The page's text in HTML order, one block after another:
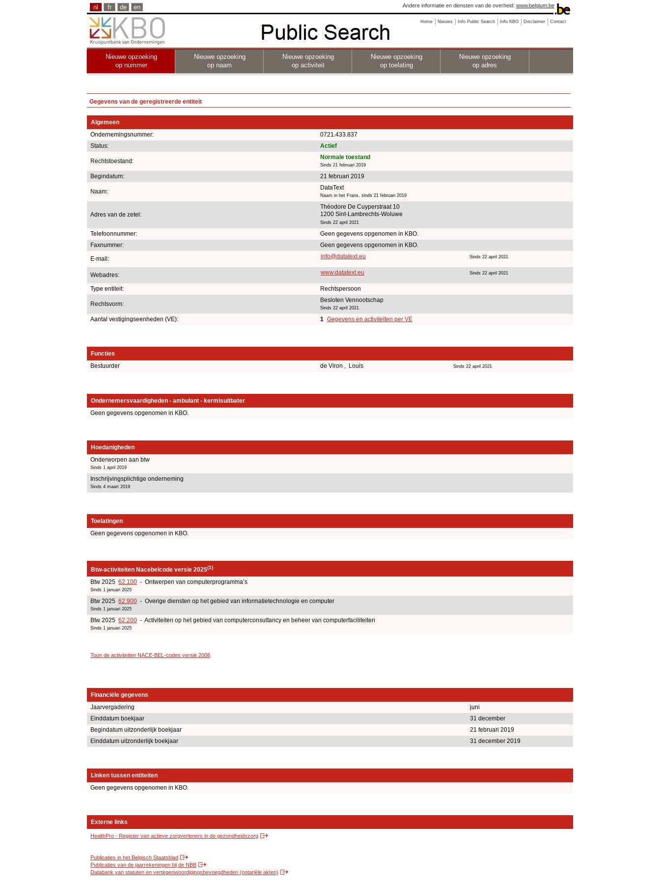
nl fr de en Andere informatie en diensten van de overheid: www.belgium.be
Home Nieuws Info Public Search Info KBO Disclaimer Contact
Nieuwe opzoeking
op nummer
Nieuwe opzoeking
op naam
Nieuwe opzoeking
op activiteit
Nieuwe opzoeking
op toelating
Nieuwe opzoeking
op adres
Gegevens van de geregistreerde entiteit
Algemeen
Ondernemingsnummer:
0721.433.837
Status:
Actief
Rechtstoestand:
Normale toestand
Sinds 21 februari 2019
Begindatum: 21 februari 2019
Naam:
DataText
Naam in het Frans, sinds 21 februari 2019
Adres van de zetel:
Théodore De Cuyperstraat 10
1200 Sint-Lambrechts-Woluwe
Sinds 22 april 2021
Telefoonnummer:
Geen gegevens opgenomen in KBO.
Faxnummer:
Geen gegevens opgenomen in KBO.
E-mail:
info@datatext.eu Sinds 22 april 2021
Webadres: www.datatext.eu Sinds 22 april 2021
Type entiteit: Rechtspersoon
Rechtsvorm:
Besloten Vennootschap
Sinds 22 april 2021
Aantal vestigingseenheden (VE): 1 Gegevens en activiteiten per VE
Functies
Bestuurder
de Viron , Louis Sinds 22 april 2021
Ondernemersvaardigheden - ambulant - kermisuitbater
Geen gegevens opgenomen in KBO.
Hoedanigheden
Onderworpen aan btw
Sinds 1 april 2019
Inschrijvingsplichtige onderneming
Sinds 4 maart 2019
Toelatingen
Geen gegevens opgenomen in KBO.
Btw-activiteiten Nacebelcode versie 2025(1)
Btw 2025 62.100 - Ontwerpen van computerprogramma’s
Sinds 1 januari 2025
Btw 2025 62.900 - Overige diensten op het gebied van informatietechnologie en computer
Sinds 1 januari 2025
Btw 2025 62.200 - Activiteiten op het gebied van computerconsultancy en beheer van computerfaciliteiten
Sinds 1 januari 2025
Toon de activiteiten NACE-BEL-codes versie 2008
Financiële gegevens
Jaarvergadering
juni
Einddatum boekjaar
31 december
Begindatum uitzonderlijk boekjaar
21 februari 2019
Einddatum uitzonderlijk boekjaar
31 december 2019
Linken tussen entiteiten
Geen gegevens opgenomen in KBO.
Externe links
HealthPro - Register van actieve zorgverleners in de gezondheidszorg
Publicaties in het Belgisch Staatsblad
Publicaties van de jaarrekeningen bij de NBB
Databank van statuten en vertegenwoordigingsbevoegdheden (notariële akten)